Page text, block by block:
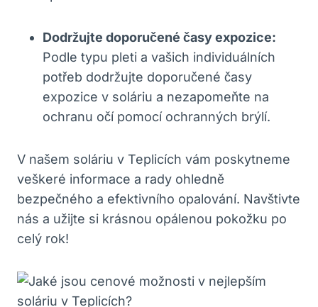
Dodržujte doporučené časy expozice:
Podle typu pleti a vašich individuálních
potřeb dodržujte doporučené časy
expozice v soláriu a nezapomeňte na
ochranu očí pomocí ochranných brýlí.
V našem soláriu v Teplicích vám poskytneme
veškeré informace a rady ohledně
bezpečného a efektivního opalování. Navštivte
nás a užijte si krásnou opálenou pokožku po
celý rok!